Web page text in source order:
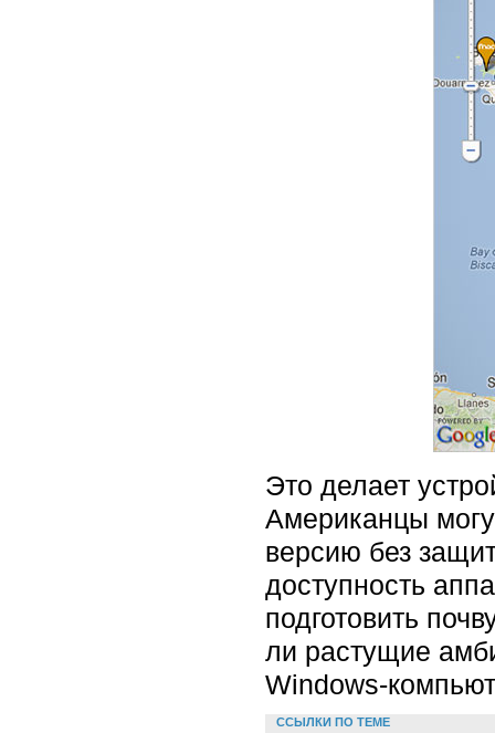
Это делает
Американцы
версию без
доступность
подготовить
ли растущие
Windows-
ССЫЛКИ ПО ТЕМЕ